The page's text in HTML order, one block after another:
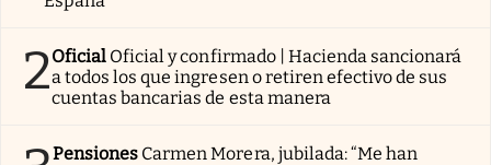
2Oficial Oficial y confirmado | Hacienda sancionará
a todos los que ingresen o retiren efectivo de sus
cuentas bancarias de esta manera
Pensiones Carmen Morera, jubilada: “Me han